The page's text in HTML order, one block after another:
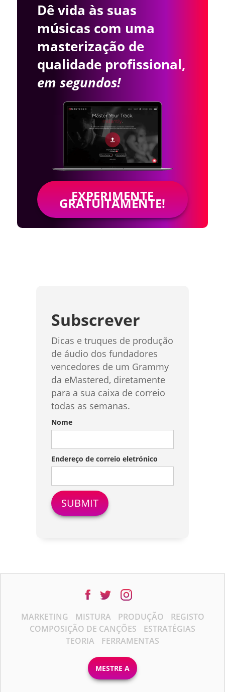
Dê vida às suas
músicas com uma
masterização de
qualidade profissional,
em segundos!
EXPERIMENTE
GRATUITAMENTE!
Subscrever
Dicas e truques de produção
de áudio dos fundadores
vencedores de um Grammy
da eMastered, diretamente
para a sua caixa de correio
todas as semanas.
Nome
Endereço de correio eletrónico
MARKETING MISTURA PRODUÇÃO
REGISTO
COMPOSIÇÃO DE CANÇÕES
ESTRATÉGIAS
TEORIA
FERRAMENTAS
MESTRE A